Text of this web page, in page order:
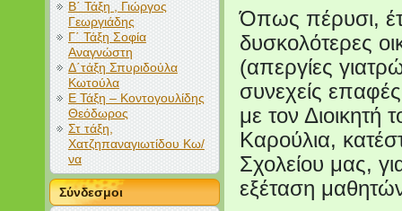
Β΄ Τάξη , Γιώργος
Γεωργιάδης
Γ΄ Τάξη Σοφία
Αναγνώστη
Δ΄τάξη Σπυριδούλα
Κωτούλα
Ε Τάξη – Κοντογουλίδης
Θεόδωρος
Στ τάξη,
Χατζηπαναγιωτίδου Κω/
να
Σύνδεσμοι
Όπως πέρυσι,
δυσκολότερες
(απεργίες
συνεχείς
με τον Διοικητή
Καρούλια,
Σχολείου μας,
εξέταση